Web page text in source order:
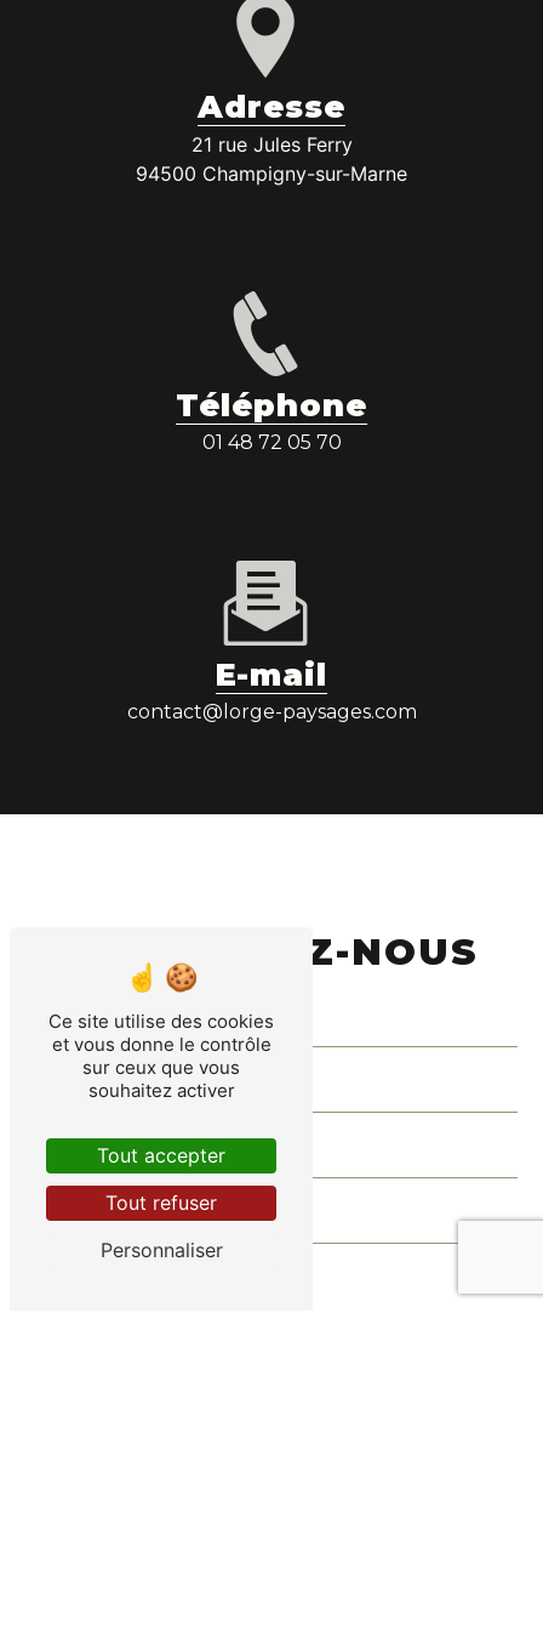
Adresse
21 rue Jules Ferry
94500 Champigny-sur-Marne
Téléphone
01 48 72 05 70
E-mail
contact@lorge-paysages.com
CONTACTEZ-NOUS
Ce site utilise des cookies
et vous donne le contrôle
sur ceux que vous
souhaitez activer
Tout accepter
Tout refuser
Personnaliser